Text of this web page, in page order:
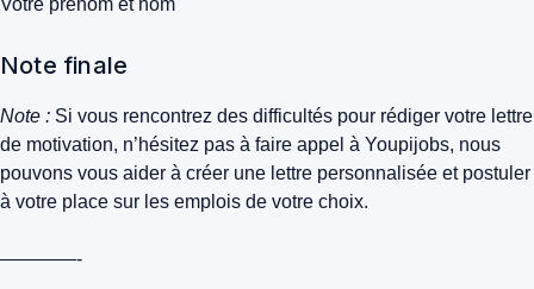
Votre prénom et nom
Note finale
Note : Si vous rencontrez des difficultés pour rédiger votre lettre
de motivation, n’hésitez pas à faire appel à Youpijobs, nous
pouvons vous aider à créer une lettre personnalisée et postuler
à votre place sur les emplois de votre choix.
————-